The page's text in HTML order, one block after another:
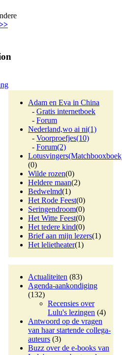
Adam en Eva in China
- Gratis internetboek
- Forum
Nederland,wo ai ni(1)
- Voorproefjes(10)
- Forum(2)
(0)
Wilde rozen(0)
Heldere maan(2)
Bedwelmd(1)
Het Rode Feest(0)
Seringendroom(0)
Het Witte Feest(0)
Het tedere kind(0)
Brief aan mijn lezers(1)
Het lelietheater(1)
Actualiteiten (83)
Agenda-aankondiging
(132)
Recensies over
Lulu's lezingen (4)
Antwoord op de vragen
van haar startende collega-
auteurs (3)
Buzz over de e-books van